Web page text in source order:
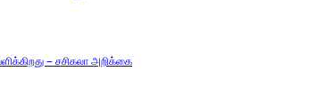
– சசிகலா அறிக்கை